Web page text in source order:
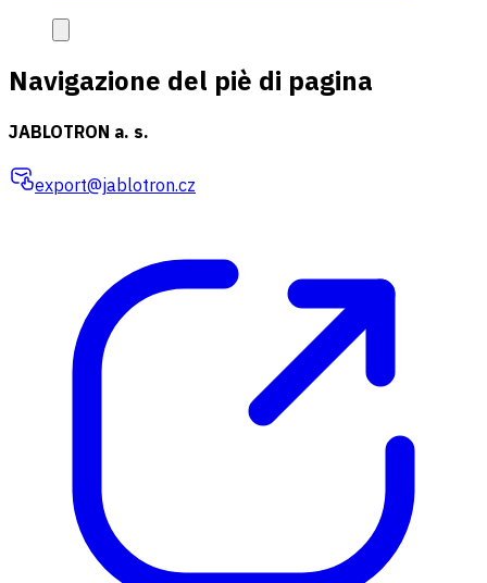
Navigazione del piè di pagina
JABLOTRON a. s.
export@jablotron.cz